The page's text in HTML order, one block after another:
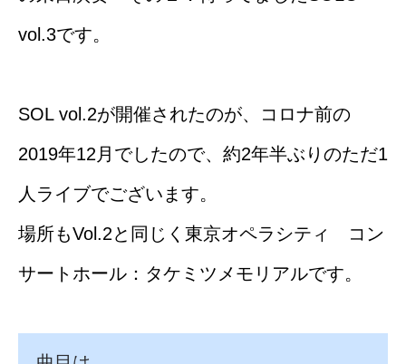
vol.3です。
SOL vol.2が開催されたのが、コロナ前の
2019年12月でしたので、約2年半ぶりのただ1
人ライブでございます。
場所もVol.2と同じく東京オペラシティ コン
サートホール：タケミツメモリアルです。